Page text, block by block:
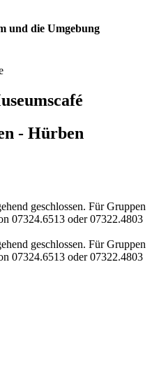
und die Umgebung
- Hürben
geschlossen. Für Gruppen
07324.6513 oder 07322.4803
geschlossen. Für Gruppen
07324.6513 oder 07322.4803